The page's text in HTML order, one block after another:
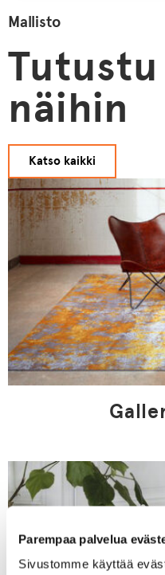
Parempaa palvelua
Sivustomme käyttää
Mallisto
näihin
Katso kaikki